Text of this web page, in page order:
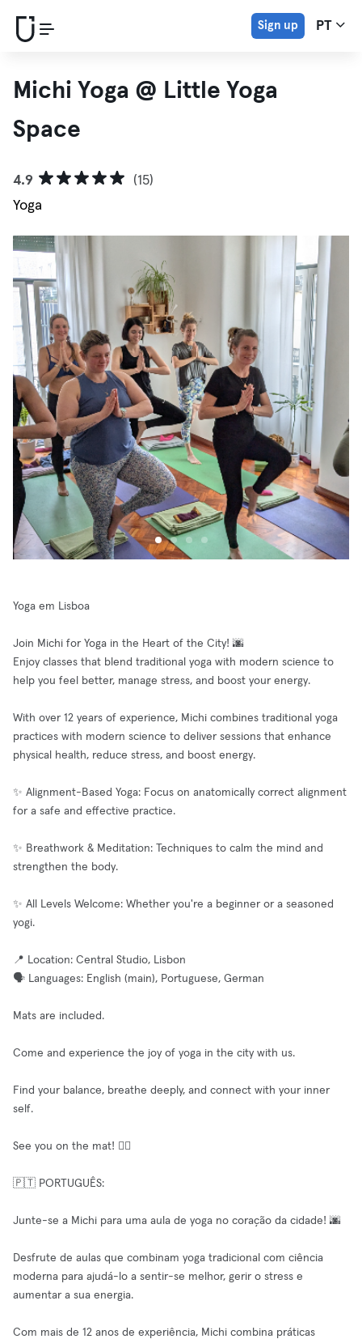
Sign up PT
Michi Yoga @ Little Yoga
Space
4.9
(15)
Yoga
Yoga em Lisboa
Join Michi for Yoga in the Heart of the City! 🌆
Enjoy classes that blend traditional yoga with modern science to
help you feel better, manage stress, and boost your energy.
With over 12 years of experience, Michi combines traditional yoga
practices with modern science to deliver sessions that enhance
physical health, reduce stress, and boost energy.
✨ Alignment-Based Yoga: Focus on anatomically correct alignment
for a safe and effective practice.
✨ Breathwork & Meditation: Techniques to calm the mind and
strengthen the body.
✨ All Levels Welcome: Whether you're a beginner or a seasoned
yogi.
📍 Location: Central Studio, Lisbon
🗣️ Languages: English (main), Portuguese, German
Mats are included.
Come and experience the joy of yoga in the city with us.
Find your balance, breathe deeply, and connect with your inner
self.
See you on the mat! 🧘‍♀️
🇵🇹 PORTUGUÊS:
Junte-se a Michi para uma aula de yoga no coração da cidade! 🌆
Desfrute de aulas que combinam yoga tradicional com ciência
moderna para ajudá-lo a sentir-se melhor, gerir o stress e
aumentar a sua energia.
Com mais de 12 anos de experiência, Michi combina práticas